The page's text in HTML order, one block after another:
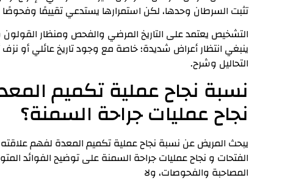
تثبت السرطان وحدها، لكن استمرارها يستدعي تقييمًا وفحوصًا
التشخيص يعتمد على التاريخ المرضي والفحص ومنظار القولون
ينبغي انتظار أعراض شديدة؛ خاصة مع وجود تاريخ عائلي أو
التحاليل وشرح.
نسبة نجاح عملية تكميم
نجاح عمليات جراحة السمنة؟
يبحث المريض عن نسبة نجاح عملية تكميم المعدة لفهم
الفتحات و نجاح عمليات جراحة السمنة على توضيح الفوائد
المصاحبة والفحوصات، ولا